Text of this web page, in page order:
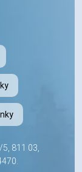
811 03,